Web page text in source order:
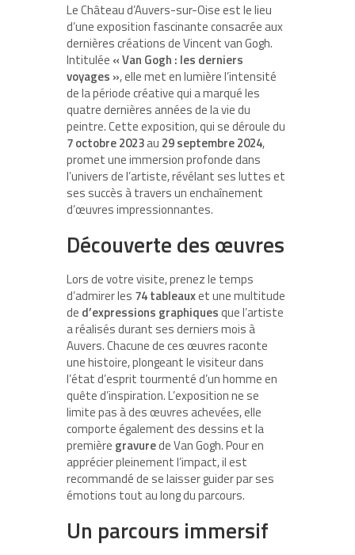
Le Château d’Auvers-sur-Oise est le lieu
d’une exposition fascinante consacrée aux
dernières créations de Vincent van Gogh.
Intitulée « Van Gogh : les derniers
voyages », elle met en lumière l’intensité
de la période créative qui a marqué les
quatre dernières années de la vie du
peintre. Cette exposition, qui se déroule du
7 octobre 2023au 29 septembre 2024,
promet une immersion profonde dans
l’univers de l’artiste, révélant ses luttes et
ses succès à travers un enchaînement
d’œuvres impressionnantes.
Découverte des œuvres
Lors de votre visite, prenez le temps
d’admirer les 74 tableauxet une multitude
de d’expressions graphiquesque l’artiste
a réalisés durant ses derniers mois à
Auvers. Chacune de ces œuvres raconte
une histoire, plongeant le visiteur dans
l’état d’esprit tourmenté d’un homme en
quête d’inspiration. L’exposition ne se
limite pas à des œuvres achevées, elle
comporte également des dessins et la
première gravurede Van Gogh. Pour en
apprécier pleinement l’impact, il est
recommandé de se laisser guider par ses
émotions tout au long du parcours.
Un parcours immersif